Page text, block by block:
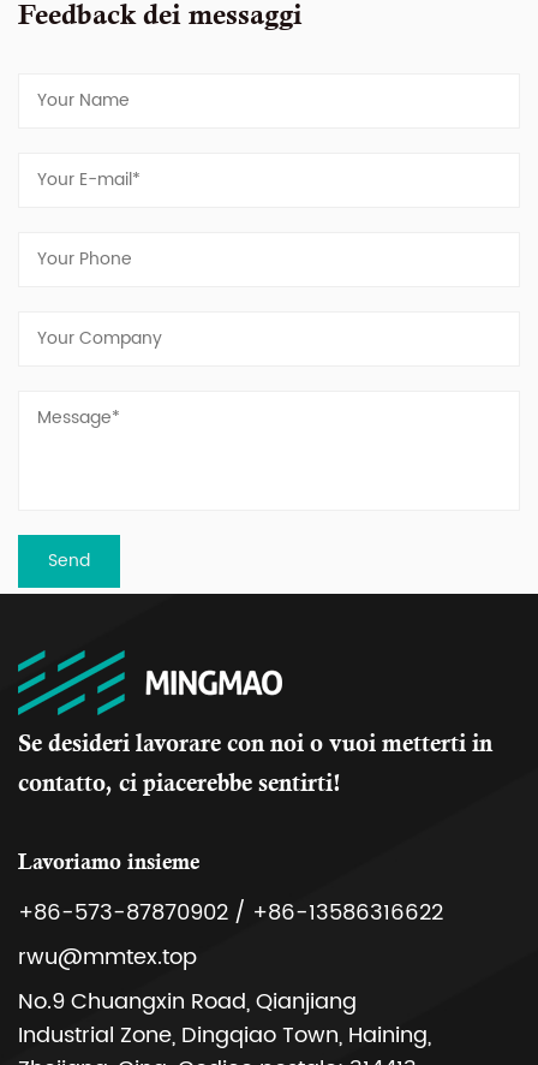
Feedback dei messaggi
Se desideri lavorare con noi o vuoi metterti in
contatto, ci piacerebbe sentirti!
Lavoriamo insieme
+86-573-87870902 / +86-13586316622
rwu@mmtex.top
No.9 Chuangxin Road, Qianjiang
Industrial Zone, Dingqiao Town, Haining,